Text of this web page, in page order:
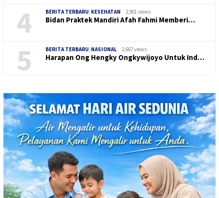
4 BERITA TERBARU KESEHATAN 2,901 views
Bidan Praktek Mandiri Afah Fahmi Memberi…
5 BERITA TERBARU NASIONAL 2,667 views
Harapan Ong Hengky Ongkywijoyo Untuk Ind…